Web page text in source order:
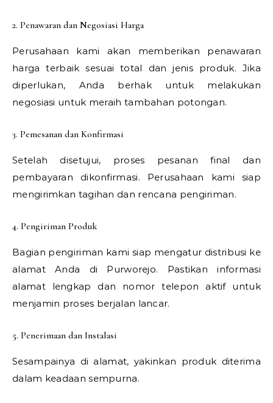
2. Penawaran dan Negosiasi Harga
Perusahaan kami akan memberikan penawaran
harga terbaik sesuai total dan jenis produk. Jika
diperlukan, Anda berhak untuk melakukan
negosiasi untuk meraih tambahan potongan.
3. Pemesanan dan Konfirmasi
Setelah disetujui, proses pesanan final dan
pembayaran dikonfirmasi. Perusahaan kami siap
mengirimkan tagihan dan rencana pengiriman.
4. Pengiriman Produk
Bagian pengiriman kami siap mengatur distribusi ke
alamat Anda di Purworejo. Pastikan informasi
alamat lengkap dan nomor telepon aktif untuk
menjamin proses berjalan lancar.
5. Penerimaan dan Instalasi
Sesampainya di alamat, yakinkan produk diterima
dalam keadaan sempurna.